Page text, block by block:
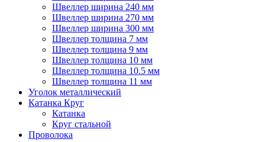
Швеллер ширина 240 мм
Швеллер ширина 270 мм
Швеллер ширина 300 мм
Швеллер толщина 7 мм
Швеллер толщина 9 мм
Швеллер толщина 10 мм
Швеллер толщина 10.5 мм
Швеллер толщина 11 мм
Уголок металлический
Катанка Круг
Катанка
Круг стальной
Проволока